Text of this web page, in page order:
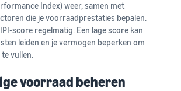
Index) weer, samen met
die je voorraadprestaties bepalen.
score regelmatig. Een lage score kan
leiden en je vermogen beperken om
vullen.
voorraad beheren